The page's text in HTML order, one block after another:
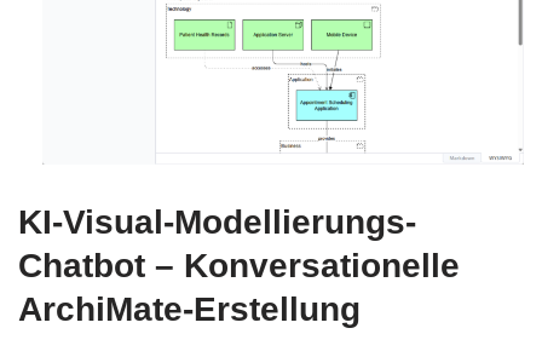
KI-Visual-Modellierungs-
Chatbot – Konversationelle
ArchiMate-Erstellung